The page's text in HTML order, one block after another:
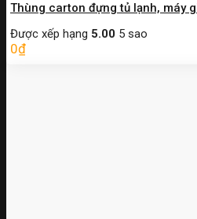
Thùng carton đựng tủ lạnh, máy
Được xếp hạng 5.00 5 sao
0₫